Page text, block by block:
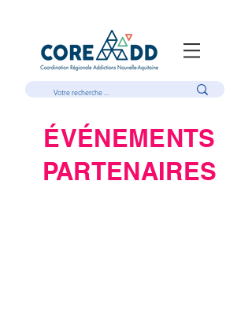
ÉVÉNEMENTS
PARTENAIRES